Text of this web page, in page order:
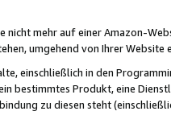
nicht mehr auf einer Amazon-
umgehend von Ihrer
einschließlich in den
bestimmtes Produkt, eine
zu diesen steht